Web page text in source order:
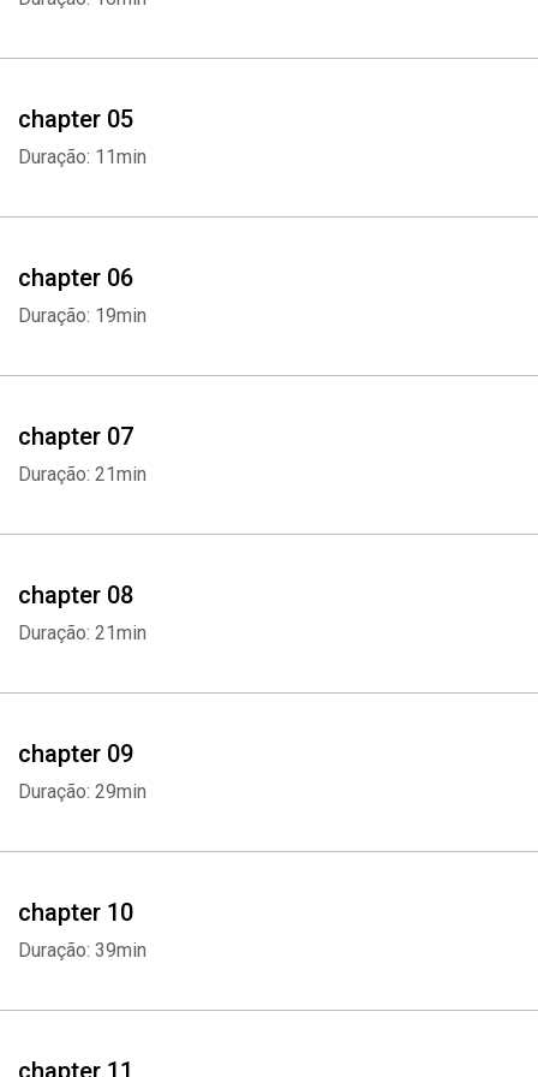
chapter 05
Duração: 11min
chapter 06
Duração: 19min
chapter 07
Duração: 21min
chapter 08
Duração: 21min
chapter 09
Duração: 29min
chapter 10
Duração: 39min
chapter 11